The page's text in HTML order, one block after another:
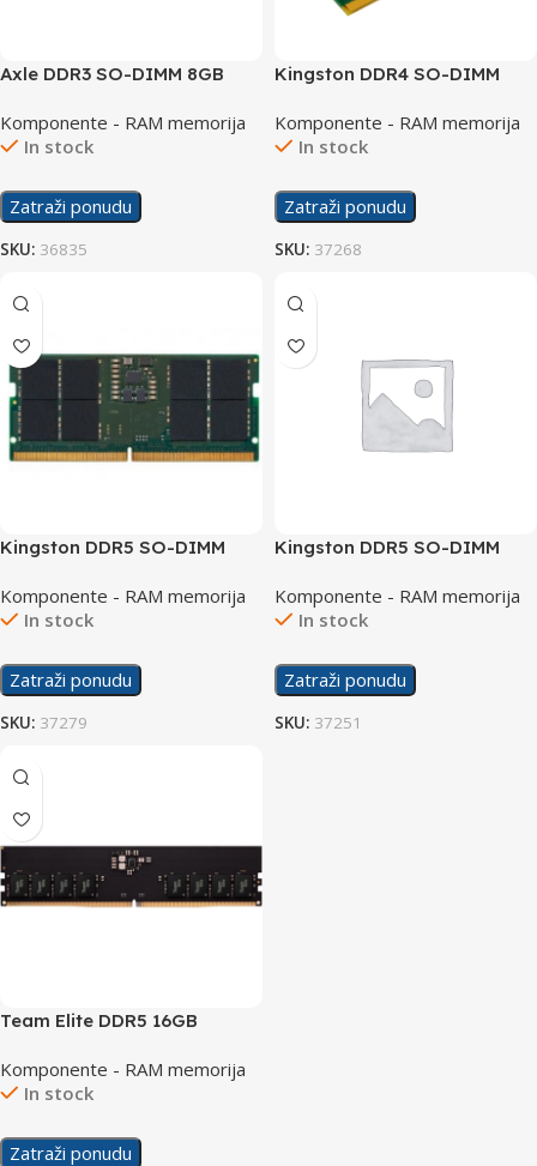
Axle DDR3 SO-DIMM 8GB
Komponente - RAM memorija
In stock
Zatraži ponudu
SKU: 36835
Kingston DDR4 SO-DIMM
Komponente - RAM memorija
In stock
Zatraži ponudu
SKU: 37268
Kingston DDR5 SO-DIMM
Komponente - RAM memorija
In stock
Zatraži ponudu
SKU: 37279
Kingston DDR5 SO-DIMM
Komponente - RAM memorija
In stock
Zatraži ponudu
SKU: 37251
Team Elite DDR5 16GB
Komponente - RAM memorija
In stock
Zatraži ponudu